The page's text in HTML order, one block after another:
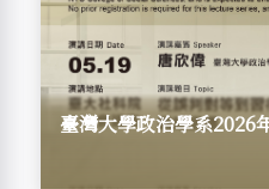
臺灣大學政治學系2026